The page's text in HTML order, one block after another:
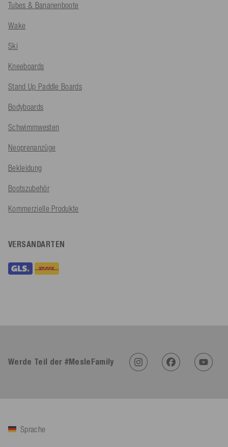
Tubes & Bananenboote
Wake
Ski
Kneeboards
Stand Up Paddle Boards
Bodyboards
Schwimmwesten
Neoprenanzüge
Bekleidung
Bootszubehör
Kommerzielle Produkte
VERSANDARTEN
Werde Teil der #MesleFamily
Sprache